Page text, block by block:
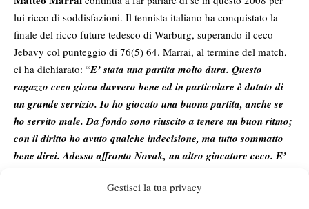
Gestisci la tua privacy
lui ricco di soddisfazioni. Il tennista italiano ha conquistato la
finale del ricco future tedesco di Warburg, superando il ceco
Jebavy col punteggio di 76(5) 64. Marrai, al termine del match,
ci ha dichiarato: “E’ stata una partita molto dura. Questo
ragazzo ceco gioca davvero bene ed in particolare è dotato di
un grande servizio. Io ho giocato una buona partita, anche se
ho servito male. Da fondo sono riuscito a tenere un buon ritmo;
con il diritto ho avuto qualche indecisione, ma tutto sommatto
bene direi. Adesso affronto Novak, un altro giocatore ceco. E’